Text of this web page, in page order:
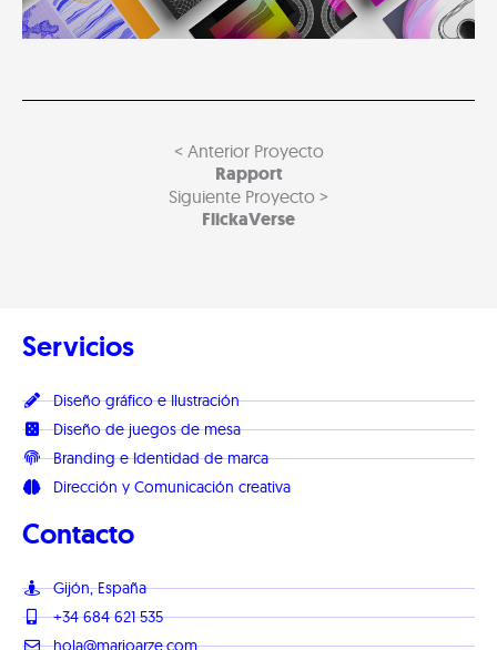
< Anterior Proyecto
Rapport
Siguiente Proyecto >
FlickaVerse
Servicios
Diseño gráfico e Ilustración
Diseño de juegos de mesa
Branding e Identidad de marca
Dirección y Comunicación creativa
Contacto
Gijón, España
+34 684 621 535
hola@marioarze.com